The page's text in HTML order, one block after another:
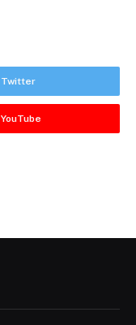
Twitter
YouTube